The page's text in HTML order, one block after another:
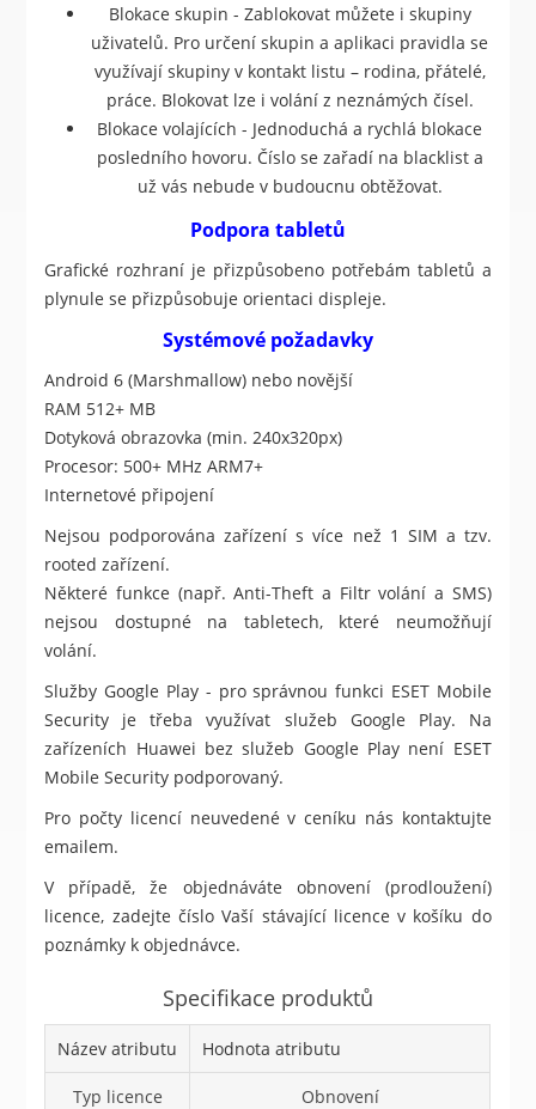
Blokace skupin - Zablokovat můžete i skupiny
uživatelů. Pro určení skupin a aplikaci pravidla se
využívají skupiny v kontakt listu – rodina, přátelé,
práce. Blokovat lze i volání z neznámých čísel.
Blokace volajících - Jednoduchá a rychlá blokace
posledního hovoru. Číslo se zařadí na blacklist a
už vás nebude v budoucnu obtěžovat.
Podpora tabletů
Grafické rozhraní je přizpůsobeno potřebám tabletů a
plynule se přizpůsobuje orientaci displeje.
Systémové požadavky
Android 6 (Marshmallow) nebo novější
RAM 512+ MB
Dotyková obrazovka (min. 240x320px)
Procesor: 500+ MHz ARM7+
Internetové připojení
Nejsou podporována zařízení s více než 1 SIM a tzv.
rooted zařízení.
Některé funkce (např. Anti-Theft a Filtr volání a SMS)
nejsou dostupné na tabletech, které neumožňují
volání.
Služby Google Play - pro správnou funkci ESET Mobile
Security je třeba využívat služeb Google Play. Na
zařízeních Huawei bez služeb Google Play není ESET
Mobile Security podporovaný.
Pro počty licencí neuvedené v ceníku nás kontaktujte
emailem.
V případě, že objednáváte obnovení (prodloužení)
licence, zadejte číslo Vaší stávající licence v košíku do
poznámky k objednávce.
Specifikace produktů
Název atributu Hodnota atributu
Typ licence Obnovení